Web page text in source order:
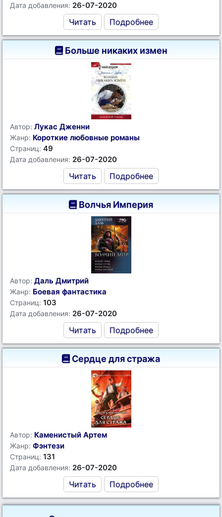
Дата добавления: 26-07-2020
Читать Подробнее
Больше никаких измен
Автор: Лукас Дженни
Жанр: Короткие любовные романы
Страниц: 49
Дата добавления: 26-07-2020
Читать Подробнее
Волчья Империя
Автор: Даль Дмитрий
Жанр: Боевая фантастика
Страниц: 103
Дата добавления: 26-07-2020
Читать Подробнее
Сердце для стража
Автор: Каменистый Артем
Жанр: Фэнтези
Страниц: 131
Дата добавления: 26-07-2020
Читать Подробнее